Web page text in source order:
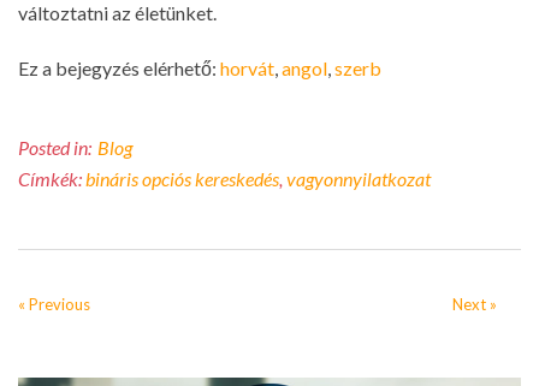
változtatni az életünket.
Ez a bejegyzés elérhető: horvát angol szerb
Posted in: Blog
Címkék:bináris opciós kereskedés, vagyonnyilatkozat
« Previous Next »